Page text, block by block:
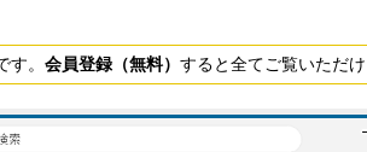
。 会員登録（無料） すると全てご覧いただけ